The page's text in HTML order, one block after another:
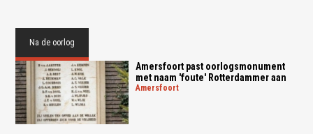
Na de oorlog
Amersfoort past oorlogsmonument
met naam 'foute' Rotterdammer aan
amersfoort